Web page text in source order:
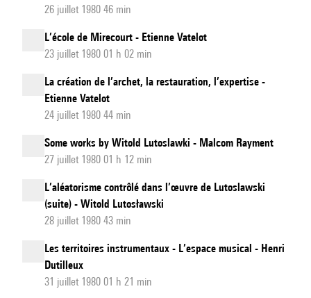
26 juillet 1980 46 min
L’école de Mirecourt - Etienne Vatelot
23 juillet 1980 01 h 02 min
La création de l’archet, la restauration, l’expertise -
Etienne Vatelot
24 juillet 1980 44 min
Some works by Witold Lutoslawki - Malcom Rayment
27 juillet 1980 01 h 12 min
L’aléatorisme contrôlé dans l’œuvre de Lutoslawski
(suite) - Witold Lutosławski
28 juillet 1980 43 min
Les territoires instrumentaux - L’espace musical - Henri
Dutilleux
31 juillet 1980 01 h 21 min